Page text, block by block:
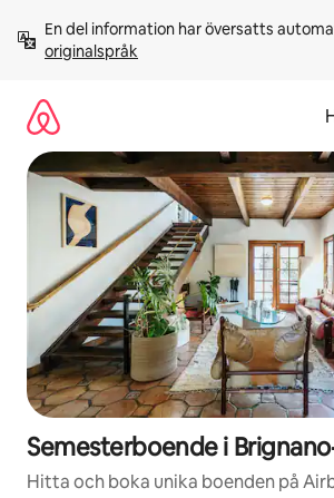
innehåll
En del information har översatts
originalspråk
Semesterboende i
Hitta och boka unika boenden på